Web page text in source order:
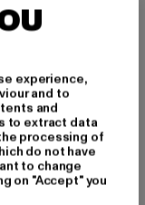
experience,
and to
and
to extract data
processing of
do not have
to change
on "Accept" you